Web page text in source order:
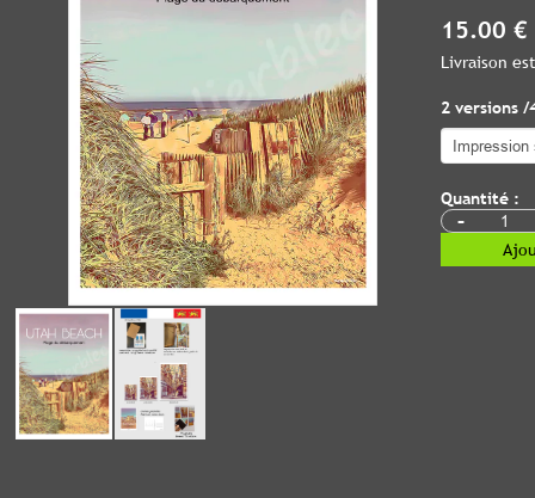
15.00 €
Livraison
2 versions
Quantité :
-